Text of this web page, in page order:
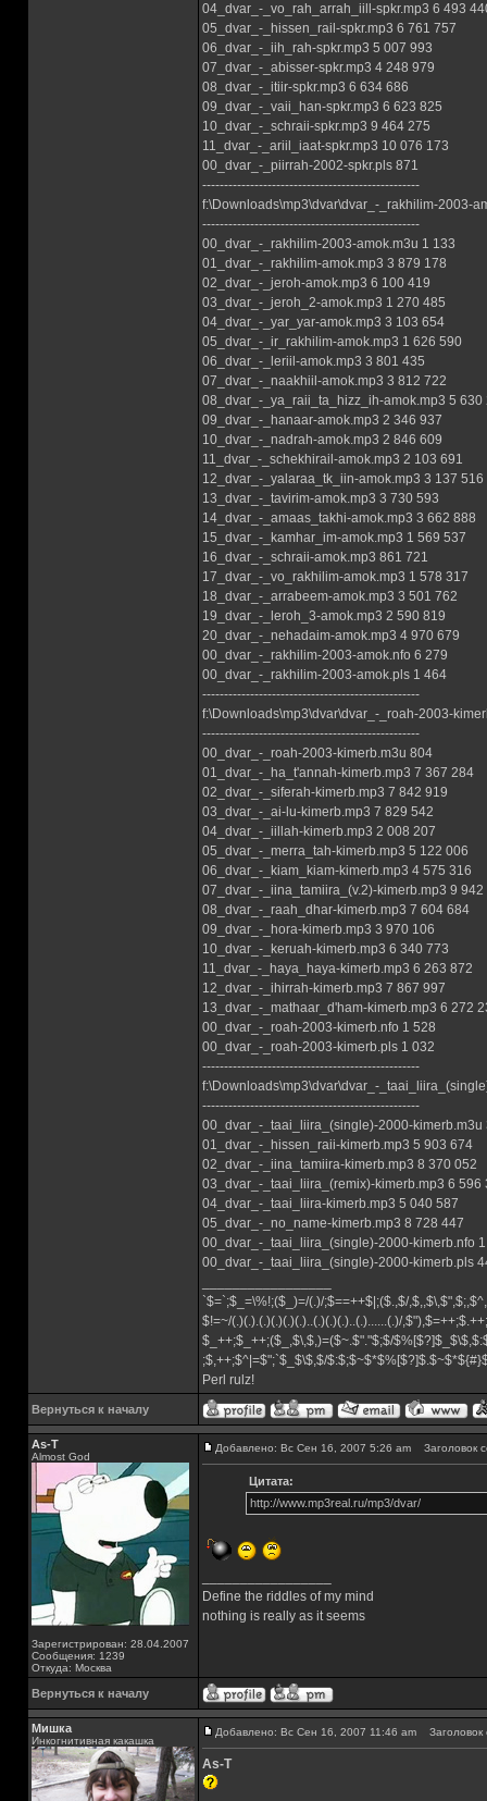
04_dvar_-_vo_rah_arrah_iill-spkr.mp3 6 493
05_dvar_-_hissen_rail-spkr.mp3 6 761 757
06_dvar_-_iih_rah-spkr.mp3 5 007 993
07_dvar_-_abisser-spkr.mp3 4 248 979
08_dvar_-_itiir-spkr.mp3 6 634 686
09_dvar_-_vaii_han-spkr.mp3 6 623 825
10_dvar_-_schraii-spkr.mp3 9 464 275
11_dvar_-_ariil_iaat-spkr.mp3 10 076 173
00_dvar_-_piirrah-2002-spkr.pls 871
--------------------------------------------------
f:\Downloads\mp3\dvar\dvar_-_rakhilim-2003-
--------------------------------------------------
00_dvar_-_rakhilim-2003-amok.m3u 1 133
01_dvar_-_rakhilim-amok.mp3 3 879 178
02_dvar_-_jeroh-amok.mp3 6 100 419
03_dvar_-_jeroh_2-amok.mp3 1 270 485
04_dvar_-_yar_yar-amok.mp3 3 103 654
05_dvar_-_ir_rakhilim-amok.mp3 1 626 590
06_dvar_-_leriil-amok.mp3 3 801 435
07_dvar_-_naakhiil-amok.mp3 3 812 722
08_dvar_-_ya_raii_ta_hizz_ih-amok.mp3 5 630
09_dvar_-_hanaar-amok.mp3 2 346 937
10_dvar_-_nadrah-amok.mp3 2 846 609
11_dvar_-_schekhirail-amok.mp3 2 103 691
12_dvar_-_yalaraa_tk_iin-amok.mp3 3 137 516
13_dvar_-_tavirim-amok.mp3 3 730 593
14_dvar_-_amaas_takhi-amok.mp3 3 662 888
15_dvar_-_kamhar_im-amok.mp3 1 569 537
16_dvar_-_schraii-amok.mp3 861 721
17_dvar_-_vo_rakhilim-amok.mp3 1 578 317
18_dvar_-_arrabeem-amok.mp3 3 501 762
19_dvar_-_leroh_3-amok.mp3 2 590 819
20_dvar_-_nehadaim-amok.mp3 4 970 679
00_dvar_-_rakhilim-2003-amok.nfo 6 279
00_dvar_-_rakhilim-2003-amok.pls 1 464
--------------------------------------------------
f:\Downloads\mp3\dvar\dvar_-_roah-2003-
--------------------------------------------------
00_dvar_-_roah-2003-kimerb.m3u 804
01_dvar_-_ha_t'annah-kimerb.mp3 7 367 284
02_dvar_-_siferah-kimerb.mp3 7 842 919
03_dvar_-_ai-lu-kimerb.mp3 7 829 542
04_dvar_-_iillah-kimerb.mp3 2 008 207
05_dvar_-_merra_tah-kimerb.mp3 5 122 006
06_dvar_-_kiam_kiam-kimerb.mp3 4 575 316
07_dvar_-_iina_tamiira_(v.2)-kimerb.mp3 9 942
08_dvar_-_raah_dhar-kimerb.mp3 7 604 684
09_dvar_-_hora-kimerb.mp3 3 970 106
10_dvar_-_keruah-kimerb.mp3 6 340 773
11_dvar_-_haya_haya-kimerb.mp3 6 263 872
12_dvar_-_ihirrah-kimerb.mp3 7 867 997
13_dvar_-_mathaar_d'ham-kimerb.mp3 6 272
00_dvar_-_roah-2003-kimerb.nfo 1 528
00_dvar_-_roah-2003-kimerb.pls 1 032
--------------------------------------------------
f:\Downloads\mp3\dvar\dvar_-
--------------------------------------------------
00_dvar_-_taai_liira_(single)-2000-kimerb.m3u
01_dvar_-_hissen_raii-kimerb.mp3 5 903 674
02_dvar_-_iina_tamiira-kimerb.mp3 8 370 052
03_dvar_-_taai_liira_(remix)-kimerb.mp3 6 596
04_dvar_-_taai_liira-kimerb.mp3 5 040 587
05_dvar_-_no_name-kimerb.mp3 8 728 447
00_dvar_-_taai_liira_(single)-2000-kimerb.nfo
00_dvar_-_taai_liira_(single)-2000-kimerb.pls
`$=`;$_=\%!;($_)=/(.)/;$==++$|;($.,$/
$!=~/(.)(.).(.)(.)(.)(.)..(.)(.)(.)..(.)......(.)/
$_++;$_++;($_,$\,$,)=($~.$"."$;$/
;$,++;$^|=$";`$_$\$,$/
Perl rulz!
Вернуться к началу
As-T
Almost God
Зарегистрирован: 28.04.2007
Сообщения: 1239
Откуда: Москва
Добавлено: Вс Сен 16, 2007 5:26 am Заголовок
Цитата:
http://www.mp3real.ru/mp3/dvar/
Define the riddles of my mind
nothing is really as it seems
Вернуться к началу
Мишка
Инкогнитивная какашка
Добавлено: Вс Сен 16, 2007 11:46 am Заголовок
As-T